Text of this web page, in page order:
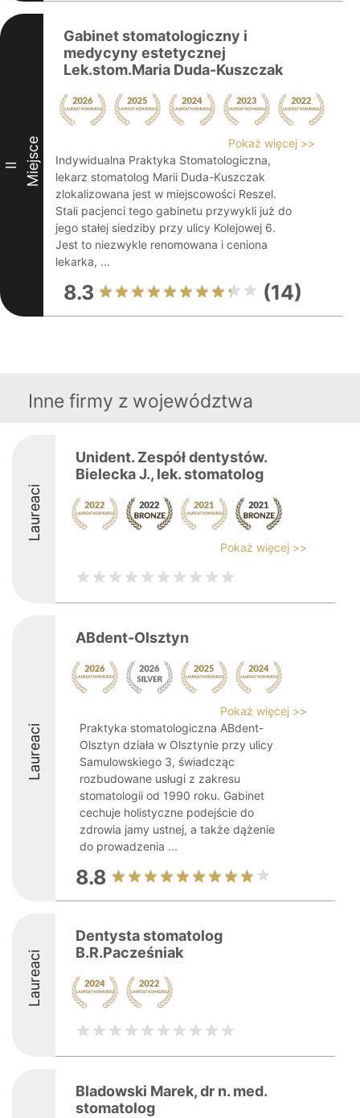
II Miejsce
Gabinet stomatologiczny i
medycyny estetycznej
Lek.stom.Maria Duda-Kuszczak
Pokaż więcej >>
Indywidualna Praktyka Stomatologiczna,
lekarz stomatolog Marii Duda-Kuszczak
zlokalizowana jest w miejscowości Reszel.
Stali pacjenci tego gabinetu przywykli już do
jego stałej siedziby przy ulicy Kolejowej 6.
Jest to niezwykle renomowana i ceniona
lekarka, ...
8.3 (14)
Inne firmy z województwa
Laureaci
Unident. Zespół dentystów.
Bielecka J., lek. stomatolog
Pokaż więcej >>
Laureaci
ABdent-Olsztyn
Pokaż więcej >>
Praktyka stomatologiczna ABdent-
Olsztyn działa w Olsztynie przy ulicy
Samulowskiego 3, świadcząc
rozbudowane usługi z zakresu
stomatologii od 1990 roku. Gabinet
cechuje holistyczne podejście do
zdrowia jamy ustnej, a także dążenie
do prowadzenia ...
8.8
Laureaci
Dentysta stomatolog
B.R.Pacześniak
Bladowski Marek, dr n. med.
stomatolog